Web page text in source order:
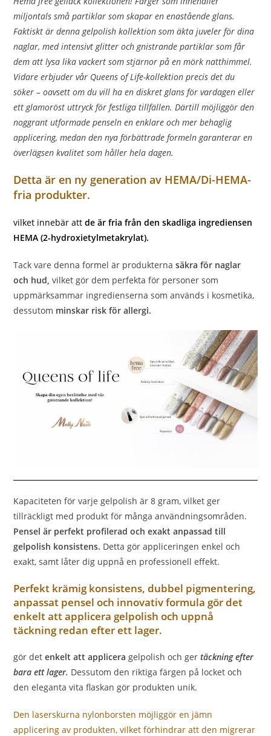
miljontals små partiklar som skapar en enastående glans.
Faktiskt är denna gelpolish kollektion som äkta juveler för dina
naglar, med intensivt glitter och gnistrande partiklar som får
dem att lysa lika vackert som stjärnor på en mörk natthimmel.
Vidare erbjuder vår Queens of Life-kollektion precis det du
söker – oavsett om du vill ha en diskret glans för vardagen eller
ett glamoröst uttryck för festliga tillfällen. Därtill möjliggör den
noggrant utformade penseln en enklare och mer behaglig
applicering, medan den nya förbättrade formeln garanterar en
överlägsen kvalitet som håller hela dagen.
Detta är en ny generation av HEMA/Di-HEMA-
fria produkter.
vilket innebär attde är fria från den skadliga ingrediensen
HEMA (2-hydroxietylmetakrylat).
Tack vare denna formel är produkternasäkra för naglar
och hud, vilket gör dem perfekta för personer som
uppmärksammar ingredienserna som används i kosmetika,
dessutom minskar risk för allergi.
Kapaciteten för varje gelpolish är 8 gram, vilket ger
tillräckligt med produkt för många användningsområden.
Pensel är perfekt profilerad och exakt anpassad till
gelpolish konsistens. Detta gör appliceringen enkel och
exakt, samt låter dig uppnå en professionell effekt.
Perfekt krämig konsistens, dubbel pigmentering,
anpassat pensel och innovativ formula gör det
enkelt att applicera gelpolish och uppnå
täckning redan efter ett lager.
gör detenkelt att applicera gelpolish och gertäckning efter
bara ett lager. Dessutom den riktiga färgen på locket och
den eleganta vita flaskan gör produkten unik.
Den laserskurna nylonborsten möjliggör en jämn
applicering av produkten, vilket förhindrar att den migrerar